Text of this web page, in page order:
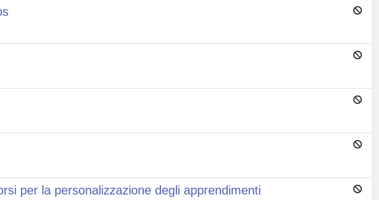
per la personalizzazione degli apprendimenti